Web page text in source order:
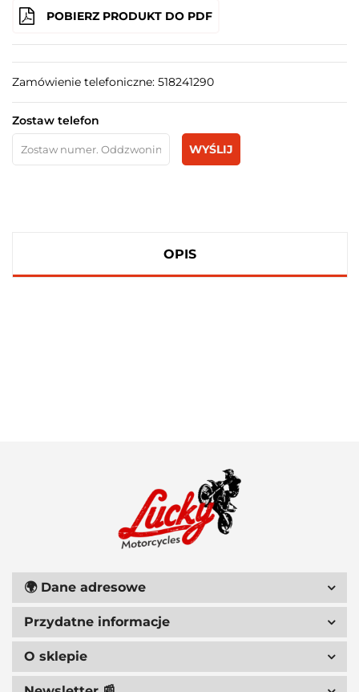
POBIERZ PRODUKT DO PDF
Zamówienie telefoniczne: 518241290
Zostaw telefon
WYŚLIJ
OPIS
🌍 Dane adresowe
Przydatne informacje
O sklepie